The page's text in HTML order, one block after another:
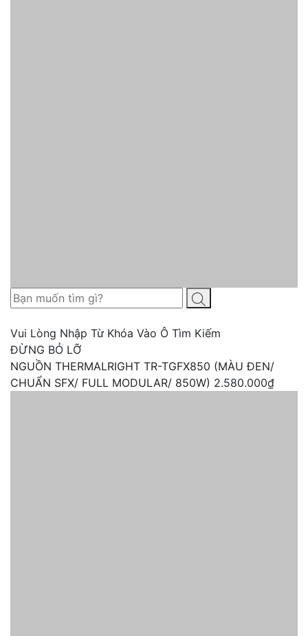
Vui Lòng Nhập Từ Khóa Vào Ô Tìm Kiếm
ĐỪNG BỎ LỠ
NGUỒN THERMALRIGHT TR-TGFX850 (MÀU ĐEN/
CHUẨN SFX/ FULL MODULAR/ 850W) 2.580.000₫